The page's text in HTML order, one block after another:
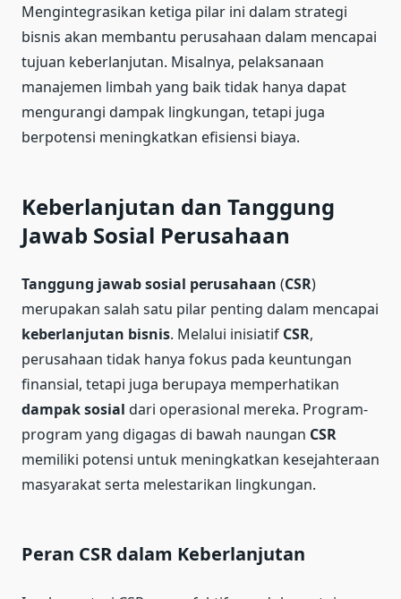
Mengintegrasikan ketiga pilar ini dalam strategi
bisnis akan membantu perusahaan dalam mencapai
tujuan keberlanjutan. Misalnya, pelaksanaan
manajemen limbah yang baik tidak hanya dapat
mengurangi dampak lingkungan, tetapi juga
berpotensi meningkatkan efisiensi biaya.
Keberlanjutan dan Tanggung
Jawab Sosial Perusahaan
Tanggung jawab sosial perusahaan (CSR)
merupakan salah satu pilar penting dalam mencapai
keberlanjutan bisnis. Melalui inisiatif CSR,
perusahaan tidak hanya fokus pada keuntungan
finansial, tetapi juga berupaya memperhatikan
dampak sosial dari operasional mereka. Program-
program yang digagas di bawah naungan CSR
memiliki potensi untuk meningkatkan kesejahteraan
masyarakat serta melestarikan lingkungan.
Peran CSR dalam Keberlanjutan